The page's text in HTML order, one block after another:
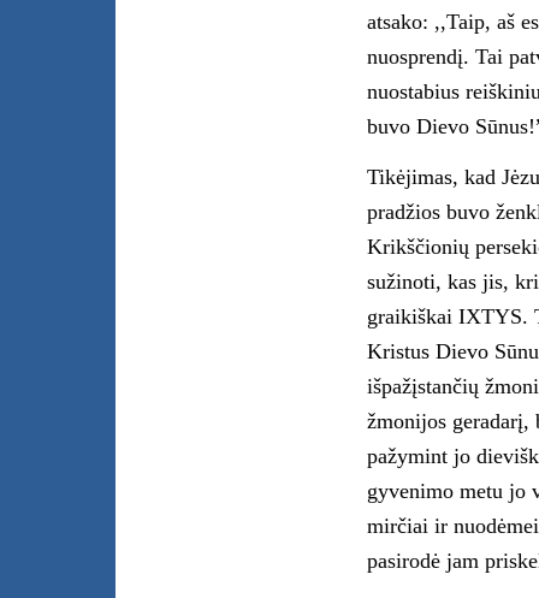
atsako: ,,Taip, aš
nuosprendį. Tai
nuostabius
buvo Dievo
Tikėjimas, kad
pradžios buvo
Krikščionių
sužinoti, kas jis,
graikiškai IXTYS.
Kristus Dievo
išpažįstančių
žmonijos
pažymint jo
gyvenimo metu jo
mirčiai ir
pasirodė jam